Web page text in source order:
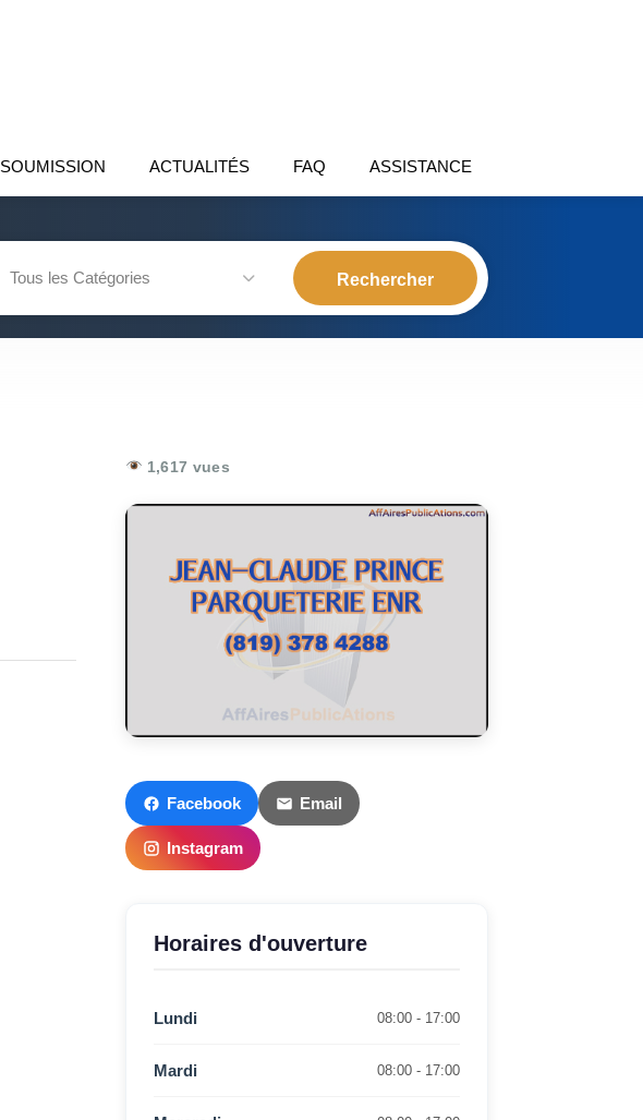
SOUMISSION ACTUALITÉS FAQ ASSISTANCE
Tous les Catégories
1,617 vues
Facebook Email
Instagram
Horaires d'ouverture
Lundi 08:00 - 17:00
Mardi 08:00 - 17:00